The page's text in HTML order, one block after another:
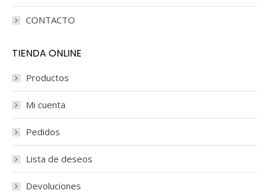
CONTACTO
TIENDA ONLINE
Productos
Mi cuenta
Pedidos
Lista de deseos
Devoluciones